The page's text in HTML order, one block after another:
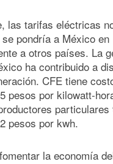
las tarifas eléctricas
pondría a México en
a otros países. La
ha contribuido a
CFE tiene
pesos por kilowatt-
particulares
pesos por kwh.
la economía